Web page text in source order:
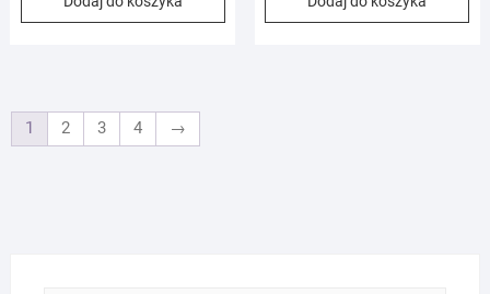
929.00 zł.
899.00 zł.
979.00
949.00
1 2 3 4 →